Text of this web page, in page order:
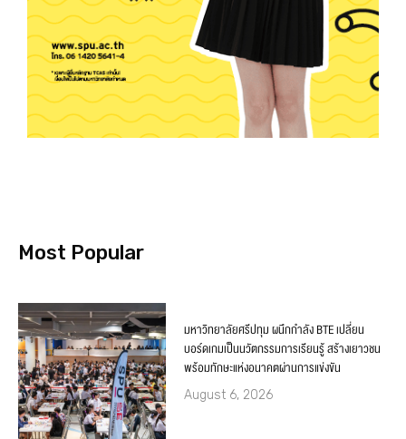
Most Popular
มหาวิทยาลัยศรีปทุม ผนึกกำลัง BTE เปลี่ยน
บอร์ดเกมเป็นนวัตกรรมการเรียนรู้ สร้างเยาวชน
พร้อมทักษะแห่งอนาคตผ่านการแข่งขัน
August 6, 2026